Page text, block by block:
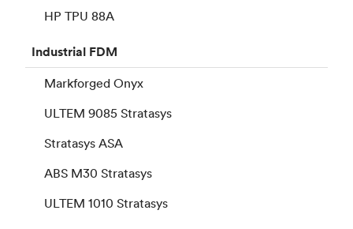
HP TPU 88A
Industrial FDM
Markforged Onyx
ULTEM 9085 Stratasys
Stratasys ASA
ABS M30 Stratasys
ULTEM 1010 Stratasys